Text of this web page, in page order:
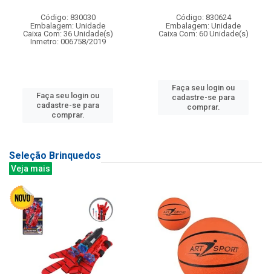
Código: 830030
Embalagem: Unidade
Caixa Com: 36 Unidade(s)
Inmetro: 006758/2019
Faça seu login ou
cadastre-se para
comprar.
Código: 830624
Embalagem: Unidade
Caixa Com: 60 Unidade(s)
Faça seu login ou
cadastre-se para
comprar.
Seleção Brinquedos
Veja mais